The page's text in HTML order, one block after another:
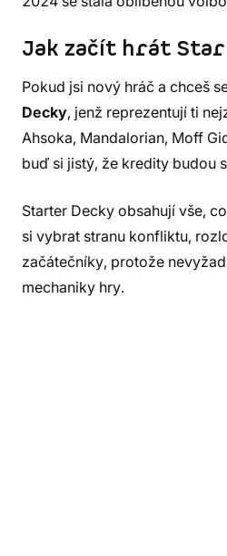
Jak začít hrát Star
Pokud jsi nový hráč a chceš
Decky, jenž reprezentují ti
Ahsoka, Mandalorian, Moff
buď si jistý, že kredity budou
Starter Decky obsahují vše,
si vybrat stranu konfliktu,
začátečníky, protože
mechaniky hry.